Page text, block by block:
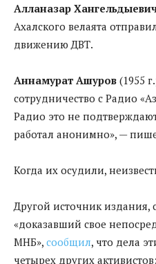
Алланазар
Ахалского велаята
движению ДВТ.
Аннамурат Ашуров (1955
сотрудничество с Радио
Радио это не
работал анонимно», —
Когда их осудили,
Другой источник издания,
«доказавший свое
МНБ», сообщил, что дела
четырех других активистов: